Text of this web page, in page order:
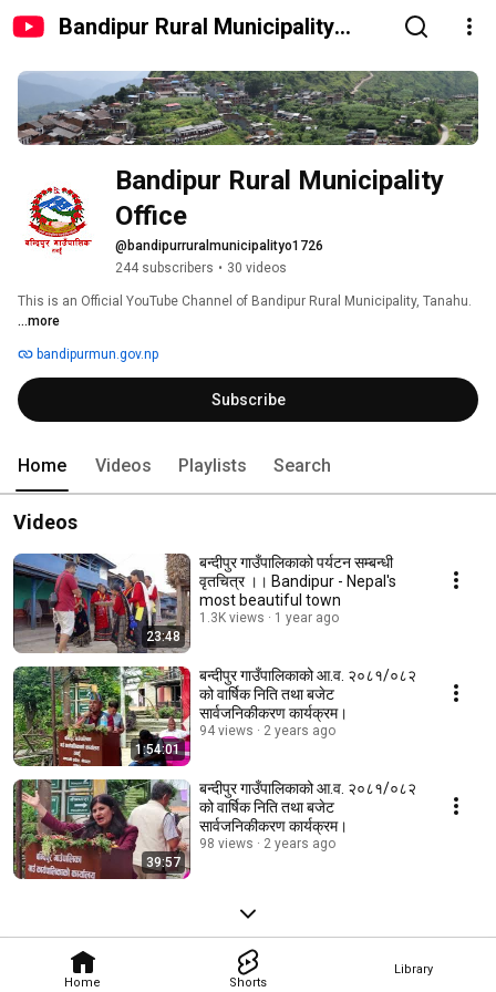
Bandipur Rural Municipality
Home Shorts
Library
Bandipur Rural Municipality
Office
@bandipurruralmunicipalityo1726
244 subscribers • 30 videos
This is an Official YouTube Channel of Bandipur Rural Municipality, Tanahu.
...more
bandipurmun.gov.np
Subscribe
Home Videos Playlists Search
Videos
23:48
बन्दीपुर गाउँपालिकाको पर्यटन सम्बन्धी
वृतचित्र ।। Bandipur - Nepal's
most beautiful town
1.3K views 1 year ago
1:54:01
बन्दीपुर गाउँपालिकाको आ.व. २०८१/०८२
को वार्षिक निति तथा बजेट
सार्वजनिकीकरण कार्यक्रम।
94 views 2 years ago
39:57
बन्दीपुर गाउँपालिकाको आ.व. २०८१/०८२
को वार्षिक निति तथा बजेट
सार्वजनिकीकरण कार्यक्रम।
98 views 2 years ago